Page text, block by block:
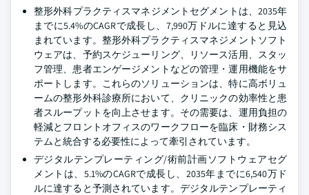
整形外科プラクティスマネジメントセグメントは、2035年
までに5.4%のCAGRで成長し、7,990万ドルに達すると見込
まれています。整形外科プラクティスマネジメントソフト
ウェアは、予約スケジューリング、リソース活用、スタッ
フ管理、患者エンゲージメントなどの管理・運用機能をサ
ポートします。これらのソリューションは、特に高ボリュ
ームの整形外科診療所において、クリニックの効率性と患
者スループットを向上させます。その需要は、運用負担の
軽減とフロントオフィスのワークフローを臨床・財務シス
テムと統合する必要性によって牽引されています。
デジタルテンプレーティング/術前計画ソフトウェアセグ
メントは、5.1%のCAGRで成長し、2035年までに6,540万ド
ルに達すると予測されています。デジタルテンプレーティ